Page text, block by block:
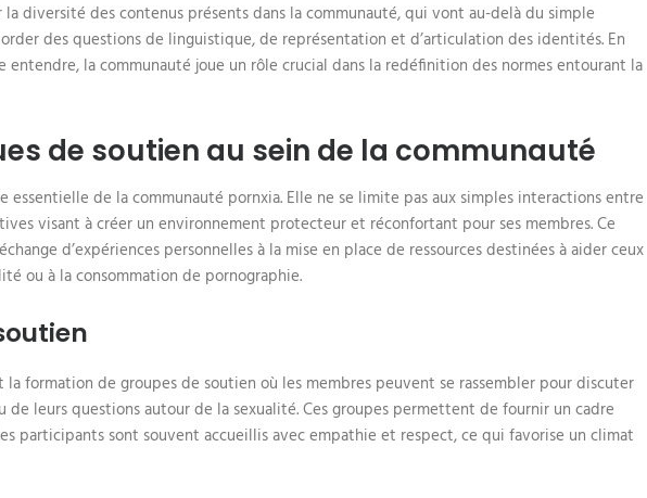
diversité des contenus présents dans la communauté, qui vont au-delà du simple
des questions de linguistique, de représentation et d’articulation des identités. En
la communauté joue un rôle crucial dans la redéfinition des normes entourant la
de soutien au sein de la communauté
essentielle de la communauté pornxia. Elle ne se limite pas aux simples interactions entre
visant à créer un environnement protecteur et réconfortant pour ses membres. Ce
d’expériences personnelles à la mise en place de ressources destinées à aider ceux
ou à la consommation de pornographie.
formation de groupes de soutien où les membres peuvent se rassembler pour discuter
de leurs questions autour de la sexualité. Ces groupes permettent de fournir un cadre
participants sont souvent accueillis avec empathie et respect, ce qui favorise un climat